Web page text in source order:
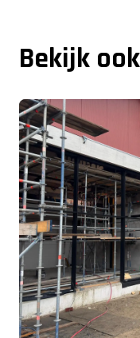
Bekijk ook